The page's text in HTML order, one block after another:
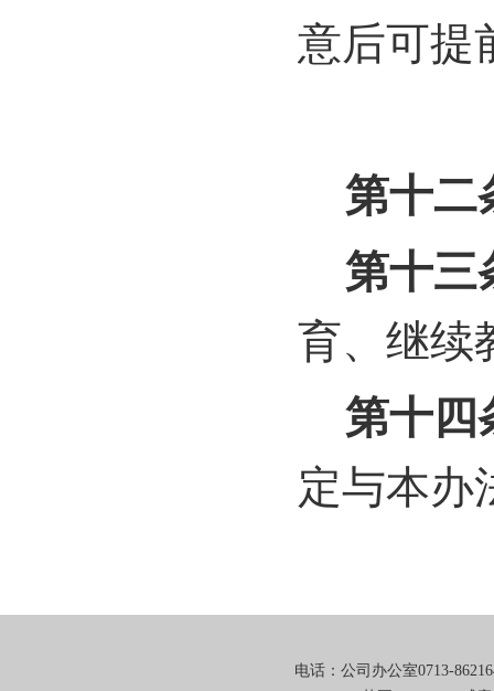
意后可提
第十二
第十三
育、继续
第十四
定与本办
电话：公司办公室0713-